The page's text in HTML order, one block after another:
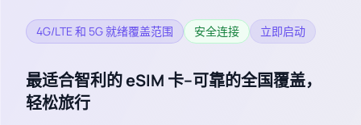
4G/LTE 和 5G 就绪覆盖范围 安全连接 立即启动
最适合智利的 eSIM 卡–可靠的全国覆盖，
轻松旅行